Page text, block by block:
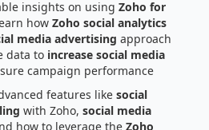
insights on using Zoho for
how Zoho social analytics
media advertising approach
data to increase social media
campaign performance.
features like social
with Zoho, social media
how to leverage the Zoho